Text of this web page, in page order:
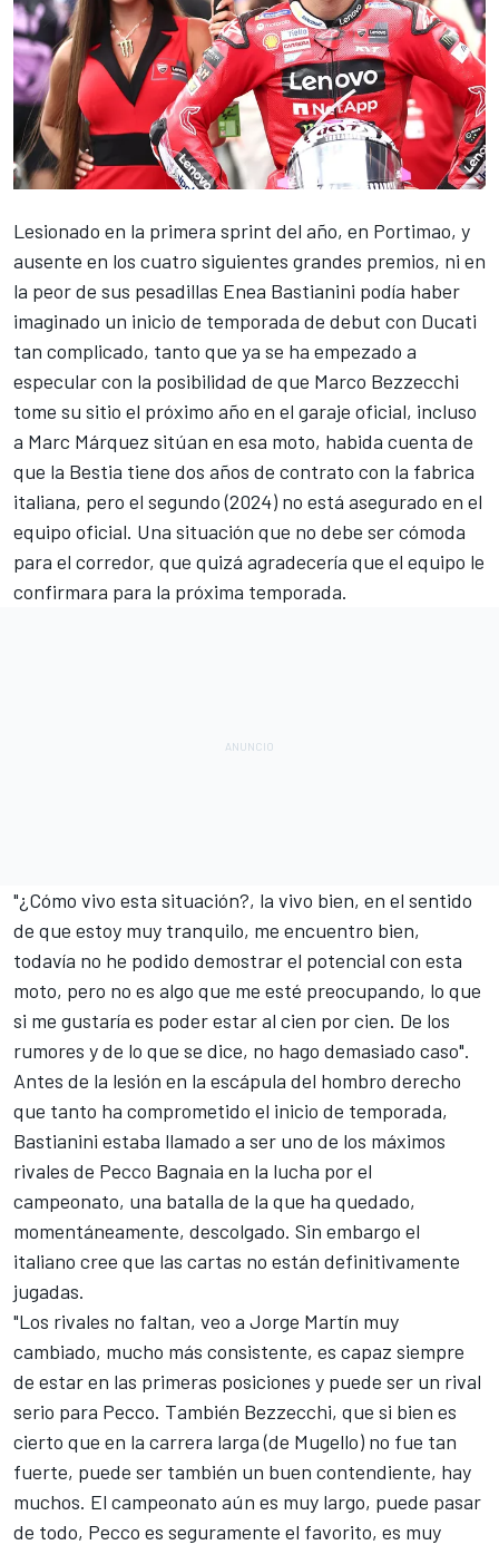
Lesionado en la primera sprint del año, en Portimao, y
ausente en los cuatro siguientes grandes premios, ni en
la peor de sus pesadillas Enea Bastianini podía haber
imaginado un inicio de temporada de debut con Ducati
tan complicado, tanto que ya se ha empezado a
especular con la posibilidad de que Marco Bezzecchi
tome su sitio el próximo año en el garaje oficial, incluso
a Marc Márquez sitúan en esa moto, habida cuenta de
que la Bestia tiene dos años de contrato con la fabrica
italiana, pero el segundo (2024) no está asegurado en el
equipo oficial. Una situación que no debe ser cómoda
para el corredor, que quizá agradecería que el equipo le
confirmara para la próxima temporada.
"¿Cómo vivo esta situación?, la vivo bien, en el sentido
de que estoy muy tranquilo, me encuentro bien,
todavía no he podido demostrar el potencial con esta
moto, pero no es algo que me esté preocupando, lo que
si me gustaría es poder estar al cien por cien. De los
rumores y de lo que se dice, no hago demasiado caso".
Antes de la lesión en la escápula del hombro derecho
que tanto ha comprometido el inicio de temporada,
Bastianini estaba llamado a ser uno de los máximos
rivales de Pecco Bagnaia en la lucha por el
campeonato, una batalla de la que ha quedado,
momentáneamente, descolgado. Sin embargo el
italiano cree que las cartas no están definitivamente
jugadas.
"Los rivales no faltan, veo a Jorge Martín muy
cambiado, mucho más consistente, es capaz siempre
de estar en las primeras posiciones y puede ser un rival
serio para Pecco. También Bezzecchi, que si bien es
cierto que en la carrera larga (de Mugello) no fue tan
fuerte, puede ser también un buen contendiente, hay
muchos. El campeonato aún es muy largo, puede pasar
de todo, Pecco es seguramente el favorito, es muy